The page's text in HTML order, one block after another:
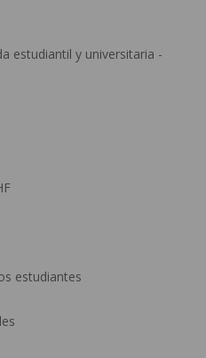
estudiantil y universitaria -
estudiantes